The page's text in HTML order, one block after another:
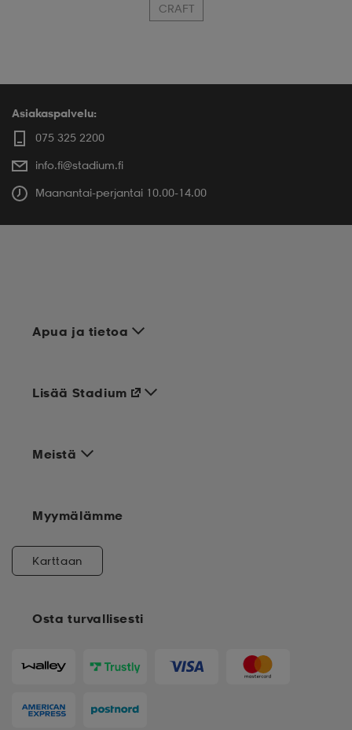
CRAFT
Asiakaspalvelu:
075 325 2200
info.fi@stadium.fi
Maanantai-perjantai 10.00-14.00
Apua ja tietoa
Meistä
Osta turvallisesti
Lisää Stadium
Myymälämme
Karttaan